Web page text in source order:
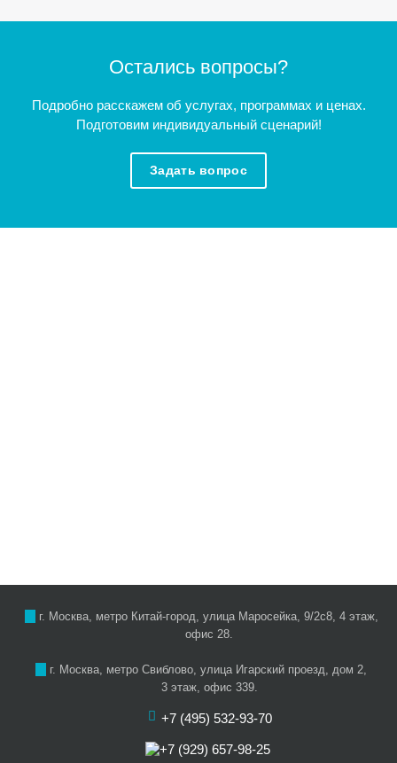
Остались вопросы?
Подробно расскажем об услугах, программах и ценах.
Подготовим индивидуальный сценарий!
Задать вопрос
г. Москва, метро Китай-город, улица Маросейка, 9/2с8, 4 этаж,
офис 28.
г. Москва, метро Свиблово, улица Игарский проезд, дом 2,
3 этаж, офис 339.
+7 (495) 532-93-70
+7 (929) 657-98-25